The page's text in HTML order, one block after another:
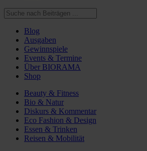
Blog
Ausgaben
Gewinnspiele
Events & Termine
Über BIORAMA
Shop
Beauty & Fitness
Bio & Natur
Diskurs & Kommentar
Eco Fashion & Design
Essen & Trinken
Reisen & Mobilität